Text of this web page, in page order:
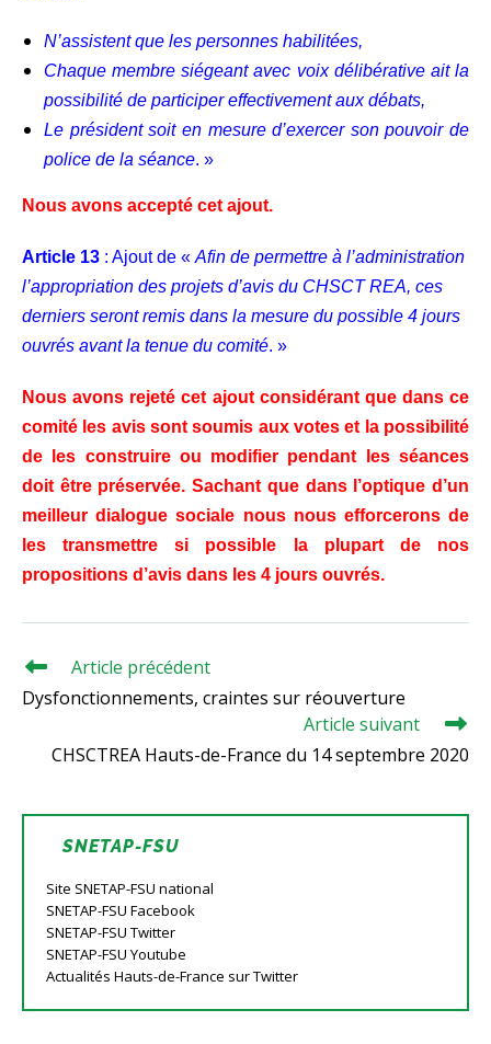
N’assistent que les personnes habilitées,
Chaque membre siégeant avec voix délibérative ait la
possibilité de participer effectivement aux débats,
Le président soit en mesure d’exercer son pouvoir de
police de la séance. »
Nous avons accepté cet ajout.
Article 13 : Ajout de « Afin de permettre à l’administration
l’appropriation des projets d’avis du CHSCT REA, ces
derniers seront remis dans la mesure du possible 4 jours
ouvrés avant la tenue du comité. »
Nous avons rejeté cet ajout considérant que dans ce
comité les avis sont soumis aux votes et la possibilité
de les construire ou modifier pendant les séances
doit être préservée. Sachant que dans l’optique d’un
meilleur dialogue sociale nous nous efforcerons de
les transmettre si possible la plupart de nos
propositions d’avis dans les 4 jours ouvrés.
Read
articles
Article précédent
Dysfonctionnements, craintes sur réouverture
Article suivant
CHSCTREA Hauts-de-France du 14 septembre 2020
SNETAP-FSU
Site SNETAP-FSU national
SNETAP-FSU Facebook
SNETAP-FSU Twitter
SNETAP-FSU Youtube
Actualités Hauts-de-France sur Twitter